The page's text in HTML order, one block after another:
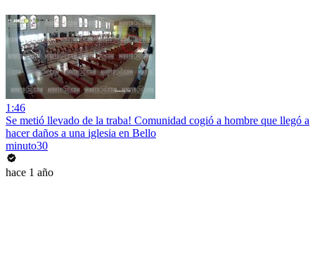
1:46
Se metió llevado de la traba! Comunidad cogió a hombre que llegó a
hacer daños a una iglesia en Bello
minuto30
hace 1 año